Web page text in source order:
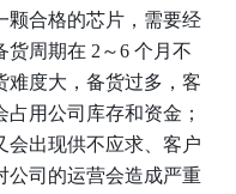
颗合格的芯片，需要经
周期在 2～6 个月不
难度大，备货过多，客
用公司库存和资金；
会出现供不应求、客户
公司的运营会造成严重